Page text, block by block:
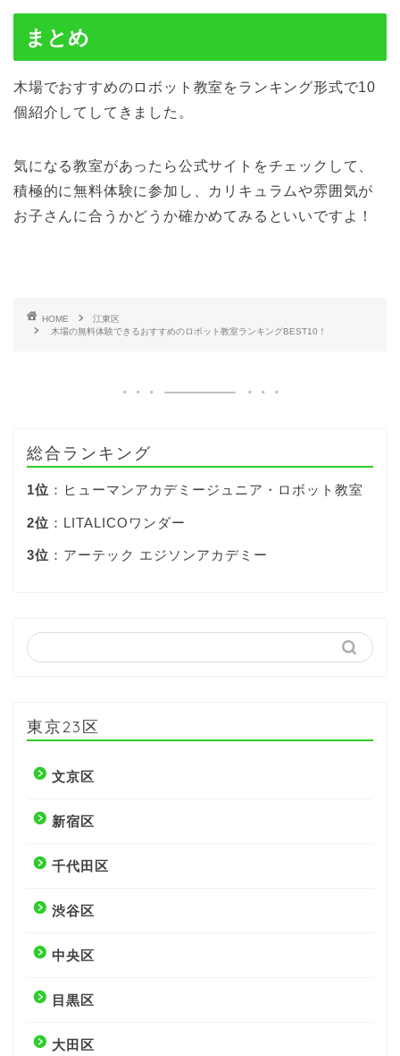
まとめ
木場でおすすめのロボット教室をランキング形式で10
個紹介してしてきました。
気になる教室があったら公式サイトをチェックして、
積極的に無料体験に参加し、カリキュラムや雰囲気が
お子さんに合うかどうか確かめてみるといいですよ！
HOME
江東区
木場の無料体験できるおすすめのロボット教室ランキングBEST10！
総合ランキング
1位 ：ヒューマンアカデミージュニア・ロボット教室
2位 ：LITALICOワンダー
3位 ：アーテック エジソンアカデミー
東京23区
文京区
新宿区
千代田区
渋谷区
中央区
目黒区
大田区